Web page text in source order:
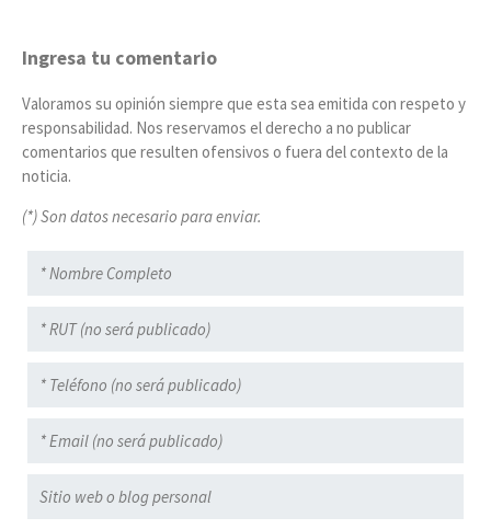
Ingresa tu comentario
Valoramos su opinión siempre que esta sea emitida con respeto y
responsabilidad. Nos reservamos el derecho a no publicar
comentarios que resulten ofensivos o fuera del contexto de la
noticia.
(*) Son datos necesario para enviar.